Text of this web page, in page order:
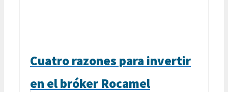
Cuatro razones para invertir
en el bróker Rocamel